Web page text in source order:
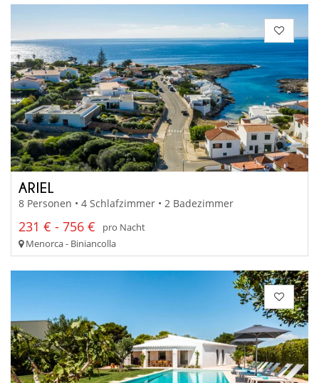
ARIEL
8 Personen • 4 Schlafzimmer • 2 Badezimmer
231 € - 756 €
pro Nacht
Menorca - Biniancolla